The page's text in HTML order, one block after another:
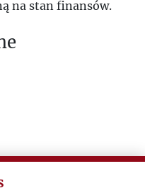
na stan finansów.